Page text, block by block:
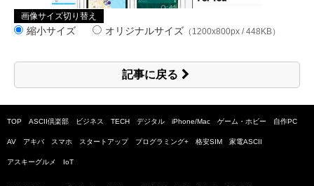
画像サイズ切り替え
縮小サイズ オリジナルサイズ （1200x800px / 448KB）
記事に戻る
TOP ASCII倶楽部 ビジネス TECH デジタル iPhone/Mac ゲーム・ホビー 自作PC
AV アキバ スマホ スタートアップ プログラミング+ 格安SIM 家電ASCII
アスキーグルメ IoT